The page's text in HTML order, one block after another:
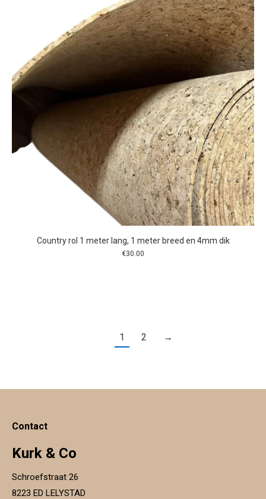
Country rol 1 meter lang, 1 meter breed en 4mm dik
€30.00
1 2 →
Contact
Kurk & Co
Schroefstraat 26
8223 ED LELYSTAD